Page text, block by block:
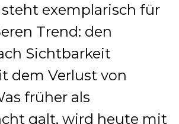
steht exemplarisch für
Trend: den
Sichtbarkeit
dem Verlust von
früher als
galt, wird heute mit